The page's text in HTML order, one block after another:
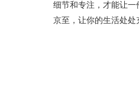
细节和专注，才能让一
京至，让你的生活处处